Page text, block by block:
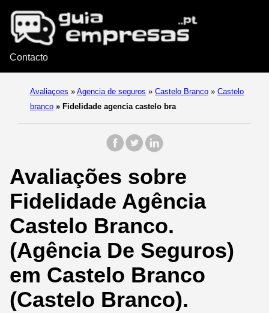
Contacto
Avaliaçoes » Agencia de seguros » Castelo Branco » Castelo
branco » Fidelidade agencia castelo bra
Avaliações sobre
Fidelidade Agência
Castelo Branco.
(Agência De Seguros)
em Castelo Branco
(Castelo Branco).